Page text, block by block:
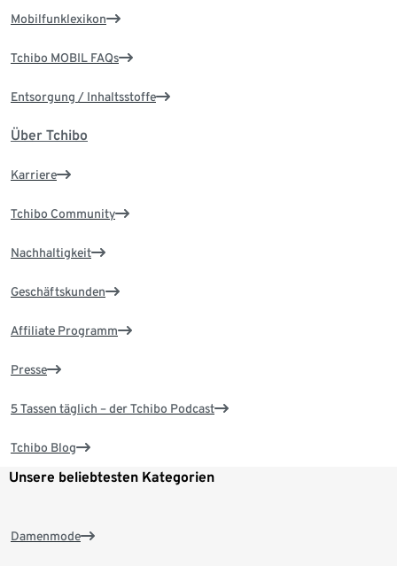
Mobilfunklexikon
Tchibo MOBIL FAQs
Entsorgung / Inhaltsstoffe
Über Tchibo
Karriere
Tchibo Community
Nachhaltigkeit
Geschäftskunden
Affiliate Programm
Presse
5 Tassen täglich – der Tchibo Podcast
Tchibo Blog
Unsere beliebtesten Kategorien
Damenmode